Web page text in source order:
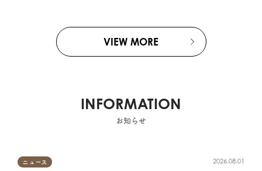
VIEW MORE
INFORMATION
お知らせ
ニュース 2026.08.01